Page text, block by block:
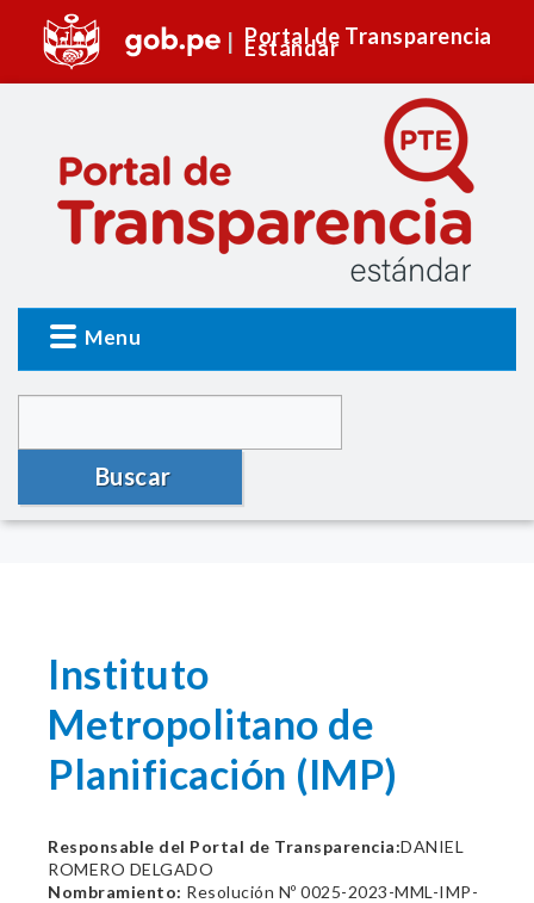
Portal de Transparencia
Estándar
Menu
Buscar
Instituto
Metropolitano de
Planificación (IMP)
Responsable del Portal de Transparencia:DANIEL
ROMERO DELGADO
Nombramiento: Resolución Nº 0025-2023-MML-IMP-